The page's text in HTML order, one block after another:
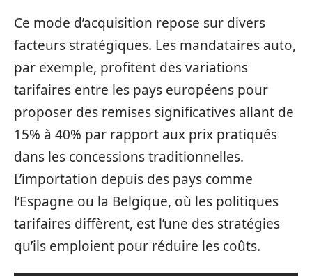
Ce mode d’acquisition repose sur divers
facteurs stratégiques. Les mandataires auto,
par exemple, profitent des variations
tarifaires entre les pays européens pour
proposer des remises significatives allant de
15% à 40% par rapport aux prix pratiqués
dans les concessions traditionnelles.
L’importation depuis des pays comme
l’Espagne ou la Belgique, où les politiques
tarifaires diffèrent, est l’une des stratégies
qu’ils emploient pour réduire les coûts.